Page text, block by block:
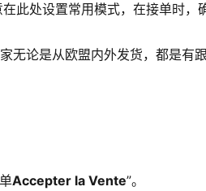
此处设置常用模式，在接单时，
无论是从欧盟内外发货，都是有
Accepter la Vente”。